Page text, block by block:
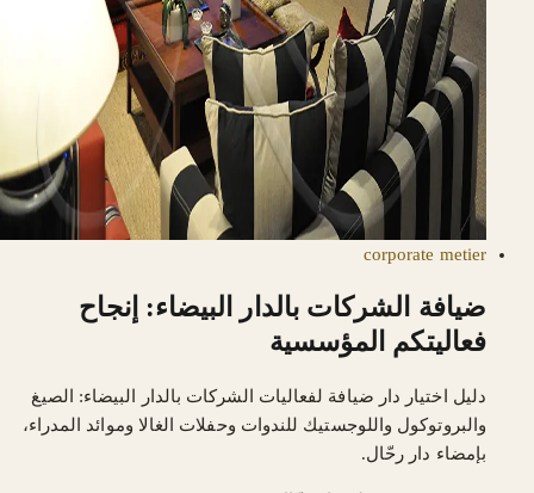
corporate metier
ضيافة الشركات بالدار البيضاء: إنجاح
فعاليتكم المؤسسية
دليل اختيار دار ضيافة لفعاليات الشركات بالدار البيضاء: الصيغ
والبروتوكول واللوجستيك للندوات وحفلات الغالا وموائد المدراء،
بإمضاء دار رحّال.